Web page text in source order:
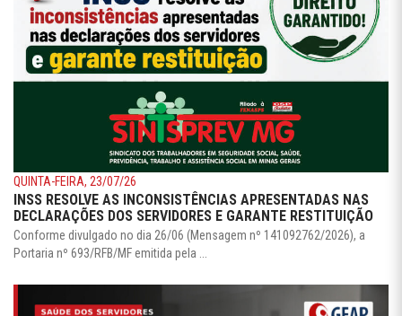
QUINTA-FEIRA, 23/07/26
INSS RESOLVE AS INCONSISTÊNCIAS APRESENTADAS NAS
DECLARAÇÕES DOS SERVIDORES E GARANTE RESTITUIÇÃO
Conforme divulgado no dia 26/06 (Mensagem nº 141092762/2026), a
Portaria nº 693/RFB/MF emitida pela ...